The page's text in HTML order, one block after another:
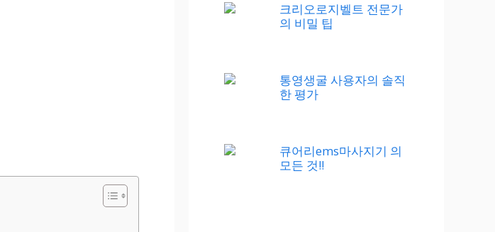
크리오로지벨트 전문가
의 비밀 팁
통영생굴 사용자의 솔직
한 평가
큐어리ems마사지기 의
모든 것!!